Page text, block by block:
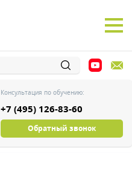
Консультация по обучению:
+7 (495) 126-83-60
Обратный звонок